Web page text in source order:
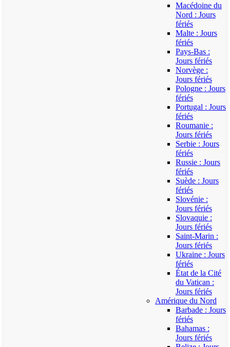
Macédoine du
Nord : Jours
fériés
Malte : Jours
fériés
Pays-Bas :
Jours fériés
Norvège :
Jours fériés
Pologne : Jours
fériés
Portugal : Jours
fériés
Roumanie :
Jours fériés
Serbie : Jours
fériés
Russie : Jours
fériés
Suède : Jours
fériés
Slovénie :
Jours fériés
Slovaquie :
Jours fériés
Saint-Marin :
Jours fériés
Ukraine : Jours
fériés
État de la Cité
du Vatican :
Jours fériés
Amérique du Nord
Barbade : Jours
fériés
Bahamas :
Jours fériés